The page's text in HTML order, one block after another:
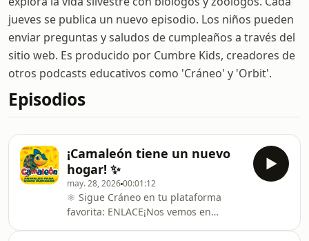
jueves se publica un nuevo episodio. Los niños pueden
enviar preguntas y saludos de cumpleaños a través del
sitio web. Es producido por Cumbre Kids, creadores de
otros podcasts educativos como 'Cráneo' y 'Orbit'.
Episodios
¡Camaleón tiene un nuevo
hogar! ✨
may. 28, 202600:01:12
⚛️ Sigue Cráneo en tu plataforma
favorita: ENLACE¡Nos vemos en